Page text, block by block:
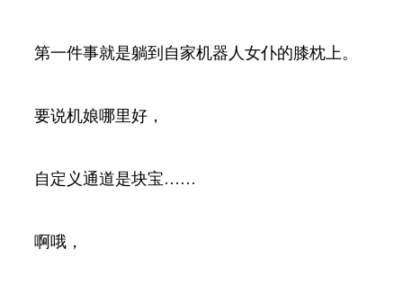
第一件事就是躺到自家机器人女仆的膝枕上。
要说机娘哪里好，
自定义通道是块宝……
啊哦，